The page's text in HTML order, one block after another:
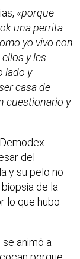
«porque
una perrita
yo vivo con
y les
lado y
casa de
cuestionario y
del
y su pelo no
de la
lo que hubo
animó a